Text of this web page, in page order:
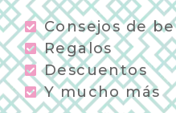
Consejos de
Regalos
Descuentos
Y mucho más